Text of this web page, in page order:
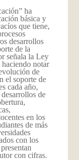
ha
básica y
que tiene,
desarrollos
de la
señala la Ley
notar
de
el soporte de
cada año,
de
en los
de más
con los
con cifras.